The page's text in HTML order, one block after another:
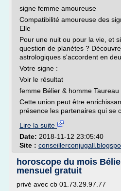
signe femme amoureuse
Compatibilité amoureuse des
Elle
Pour une nuit ou pour la vie, et
question de planètes ?
astrologiques s'accordent en
Votre signe :
Voir le résultat
femme Bélier & homme Taureau
Cette union peut être
présence les partenaires qui se
Lire la suite
Date: 2018-11-12 23:05:40
Site :
horoscope du mois
mensuel gratuit
privé avec cb 01.73.29.97.77